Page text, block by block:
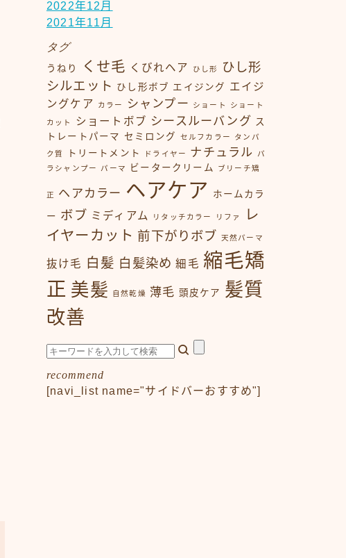
2022年12月
2021年11月
タグ
うねり くせ毛 くびれヘア ひし形
ひし形
シルエット ひし形ボブ エイジング エイジ
ングケア
カラー シャンプー ショート ショート
カット ショートボブ シースルーバング ス
トレートパーマ セミロング セルフカラー
タンパ
ク質
トリートメント ドライヤー ナチュラル
パ
ラシャンプー
パーマ ビータークリーム ブリーチ矯
正 ヘアカラー ヘアケア ホームカラ
ー ボブ ミディアム リタッチカラー リファ
レ
イヤーカット 前下がりボブ 天然パーマ
抜け毛 白髪 白髪染め 細毛 縮毛矯
正 美髪 自然乾燥 薄毛 頭皮ケア 髪質
改善
recommend
[navi_list name="サイドバーおすすめ"]